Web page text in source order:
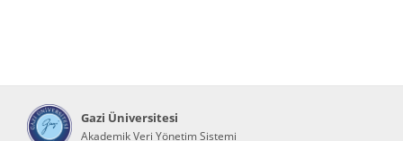
Gazi Üniversitesi
Akademik Veri Yönetim Sistemi